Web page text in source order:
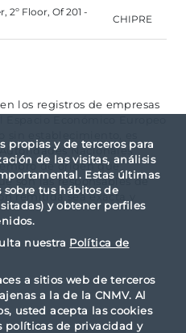
propias y de terceros para
de las visitas, análisis
Estas últimas
tus hábitos de
y obtener perfiles
nuestra Política de
a sitios web de terceros
a la de la CNMV. Al
usted acepta las cookies
políticas de privacidad y
2º Floor, Of 201 -
CHIPRE
los registros de empresas
Económico Europeo
sin establecimiento, es
Nacionales
de origen que
son las responsables de
remitida sea exacta y